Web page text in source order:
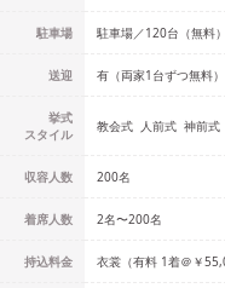
駐車場 駐車場／120台（無料）
送迎 有（両家1台ずつ無料）
挙式
スタイル
教会式 人前式 神前式
収容人数 200名
着席人数 2名〜200名
持込料金 衣裳（有料 1着＠￥